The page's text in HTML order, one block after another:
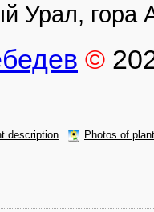
Урал, гора
©
description
Photos of